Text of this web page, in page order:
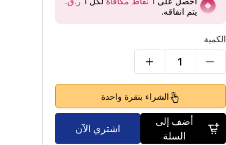
يتم انفاقه.
الكمية
1
الشراء بنقرة واحدة
أضف إلى
السلة
اشتري الآن